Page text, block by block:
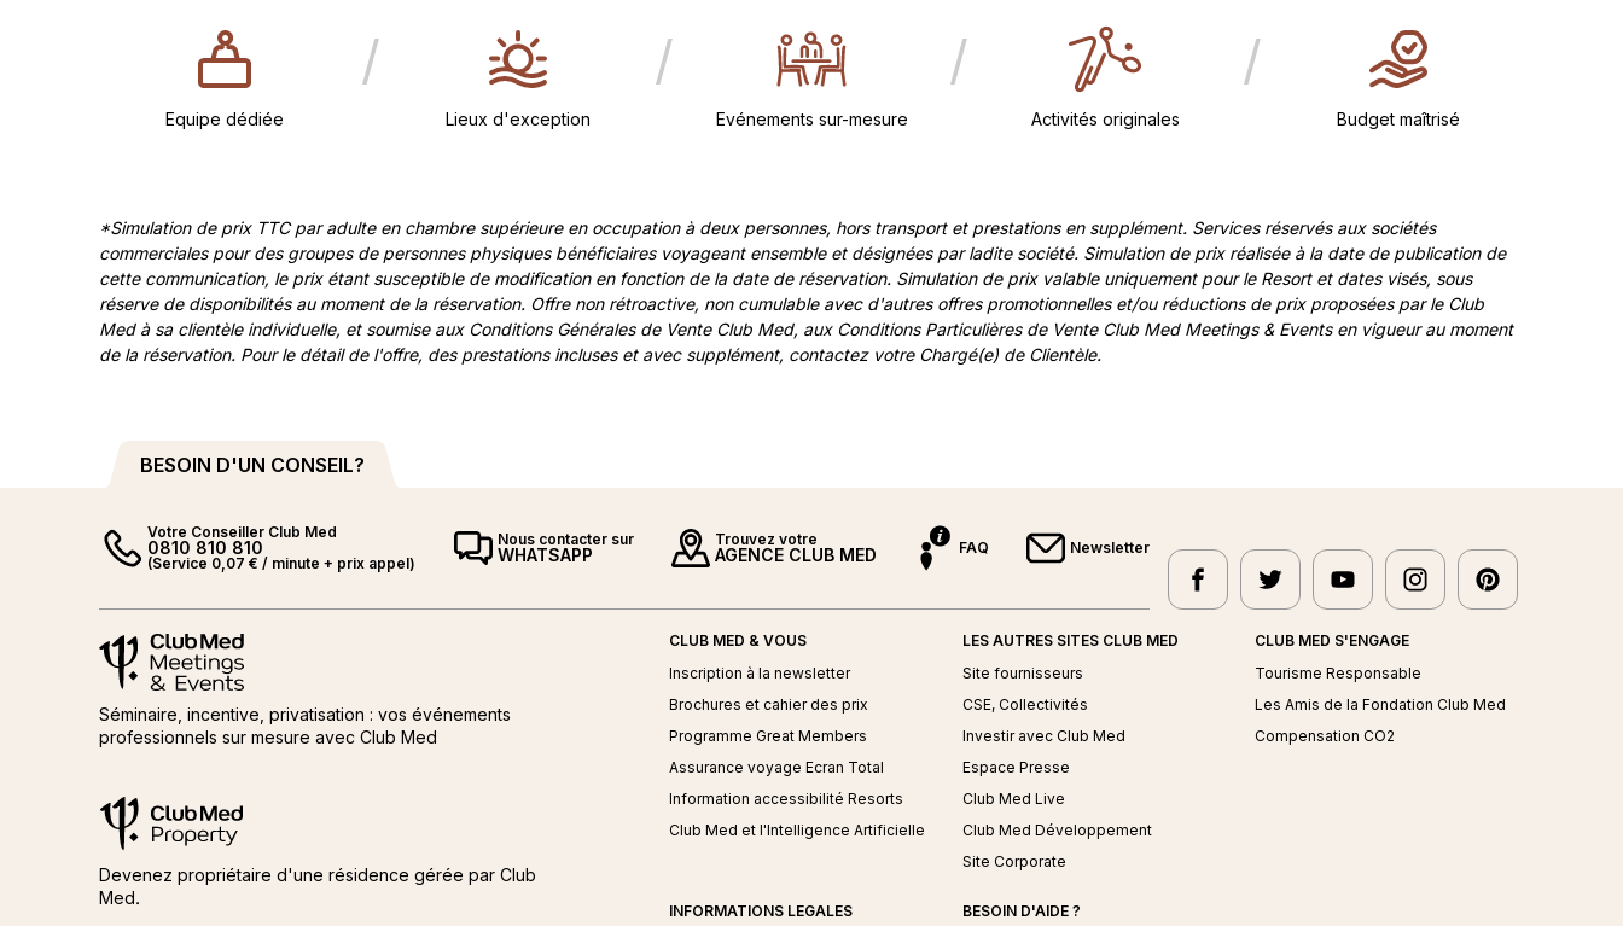
Equipe dédiée
/
Lieux d'exception
/
Evénements sur-mesure
/
Activités originales
/
Budget maîtrisé
*Simulation de prix TTC par adulte en chambre supérieure en occupation à deux personnes, hors transport et prestations en supplément. Services réservés aux sociétés
commerciales pour des groupes de personnes physiques bénéficiaires voyageant ensemble et désignées par ladite société. Simulation de prix réalisée à la date de publication de
cette communication, le prix étant susceptible de modification en fonction de la date de réservation. Simulation de prix valable uniquement pour le Resort et dates visés, sous
réserve de disponibilités au moment de la réservation. Offre non rétroactive, non cumulable avec d'autres offres promotionnelles et/ou réductions de prix proposées par le Club
Med à sa clientèle individuelle, et soumise aux Conditions Générales de Vente Club Med, aux Conditions Particulières de Vente Club Med Meetings & Events en vigueur au moment
de la réservation. Pour le détail de l'offre, des prestations incluses et avec supplément, contactez votre Chargé(e) de Clientèle.
BESOIN D'UN CONSEIL?
Votre Conseiller Club Med
0810 810 810
(Service 0,07 € / minute + prix appel)
Nous contacter sur
WHATSAPP
Trouvez votre
AGENCE CLUB MED FAQ Newsletter
facebook
Club Med - facebook
twitter
Club Med - twitter
youtube
Club Med - youtube
instagram
Club Med - instagram
pinterest
Club Med -
Meetings and events by Club Med
Meetings and events by Club Med
Séminaire, incentive, privatisation : vos événements
professionnels sur mesure avec Club Med
Club Med Property
Devenez propriétaire d'une résidence gérée par Club
Med.
CLUB MED & VOUS
Inscription à la newsletter
Brochures et cahier des prix
Programme Great Members
Assurance voyage Ecran Total
Information accessibilité Resorts
Club Med et l'Intelligence Artificielle
LES AUTRES SITES CLUB MED
Site fournisseurs
CSE, Collectivités
Investir avec Club Med
Espace Presse
Club Med Live
Club Med Développement
Site Corporate
CLUB MED S'ENGAGE
Tourisme Responsable
Les Amis de la Fondation Club Med
Compensation CO2
INFORMATIONS LEGALES BESOIN D'AIDE ?